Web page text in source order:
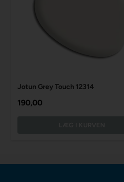
Jotun Grey Touch 12314
190,00